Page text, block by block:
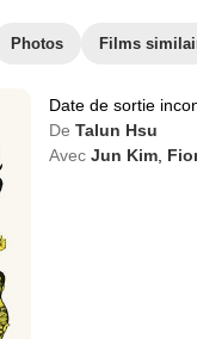
Photos Films
Date de sortie
De Talun Hsu
Avec Jun Kim